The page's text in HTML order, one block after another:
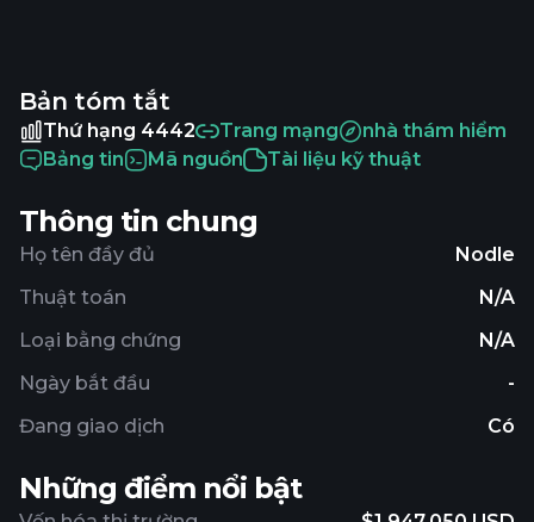
trading on 11 active market(s) with $45,009.38
traded over the last 24 hours. More information
can be found at https://www.nodle.com/.
Bản tóm tắt
Thứ hạng 4442 Trang mạng
nhà thám hiểm
Bảng tin
Mã nguồn Tài liệu kỹ thuật
Thông tin chung
Họ tên đầy đủ
Nodle
Thuật toán
N/A
Loại bằng chứng
N/A
Ngày bắt đầu
-
Đang giao dịch
Có
Những điểm nổi bật